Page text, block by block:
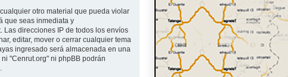
otro material que pueda violar
que seas inmediata y
Las direcciones IP de todos los envíos
editar, mover o cerrar cualquier tema
ingresado será almacenada en una
"Cenrut.org" ni phpBB podrán